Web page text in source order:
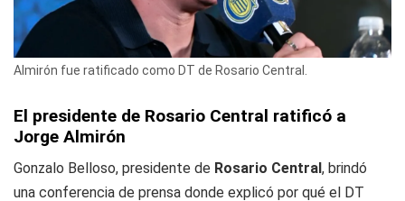
Almirón fue ratificado como DT de Rosario Central.
El presidente de Rosario Central ratificó a
Jorge Almirón
Gonzalo Belloso, presidente de Rosario Central , brindó
una conferencia de prensa donde explicó por qué el DT